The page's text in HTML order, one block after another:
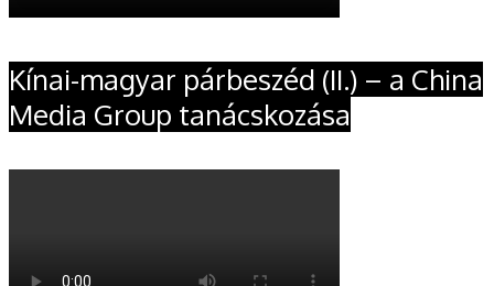
Kínai-magyar párbeszéd (II.) – a China
Media Group tanácskozása